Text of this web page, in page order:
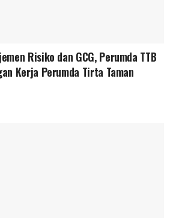
Risiko dan GCG, Perumda TTB
Kerja Perumda Tirta Taman